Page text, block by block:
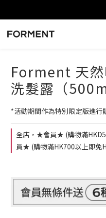
Forment 天
洗髮露（
*活動期間作為特別限定版進
全店，★會員★ (購物滿
員★ (購物滿HK700以上即免